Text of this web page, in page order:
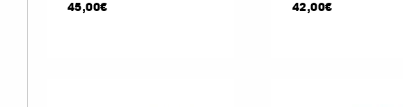
45,00€ 42,00€